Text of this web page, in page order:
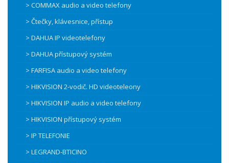
> COMMAX audio a video telefony
> Čtečky, klávesnice, přístup
> DAHUA IP videotelefony
> DAHUA přístupový systém
> FARFISA audio a video telefony
> HIKVISION 2-vodič. HD videoteleony
> HIKVISION IP audio a video telefony
> HIKVISION přístupový systém
> IP TELEFONIE
> LEGRAND-BTICINO